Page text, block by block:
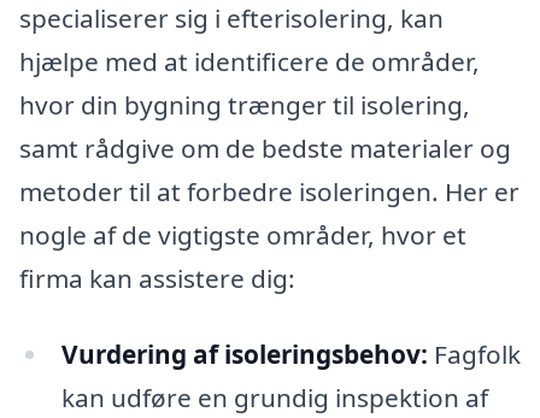
specialiserer sig i efterisolering, kan
hjælpe med at identificere de områder,
hvor din bygning trænger til isolering,
samt rådgive om de bedste materialer og
metoder til at forbedre isoleringen. Her er
nogle af de vigtigste områder, hvor et
firma kan assistere dig:
Vurdering af isoleringsbehov: Fagfolk
kan udføre en grundig inspektion af